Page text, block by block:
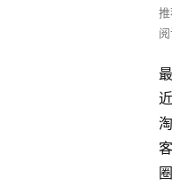
最
近
淘
客
圈